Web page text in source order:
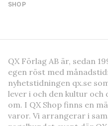
SHOP
QX Förlag AB är, sedan
egen röst med
nyhetstidningen qx.se
lever i och den kultur och
om. I QX Shop finns en
varor. Vi arrangerar i